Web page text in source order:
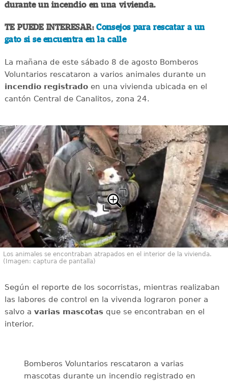
durante un incendio en una vivienda.
TE PUEDE INTERESAR:Consejos para rescatar a un
gato si se encuentra en la calle
La mañana de este sábado 8 de agosto Bomberos
Voluntarios rescataron a varios animales durante un
incendio registradoen una vivienda ubicada en el
cantón Central de Canalitos, zona 24.
Los animales se encontraban atrapados en el interior de la vivienda.
(Imagen: captura de pantalla)
Según el reporte de los socorristas, mientras realizaban
las labores de control en la vivenda lograron poner a
salvo a varias mascotasque se encontraban en el
interior.
Bomberos Voluntarios rescataron a varias
mascotas durante un incendio registrado en